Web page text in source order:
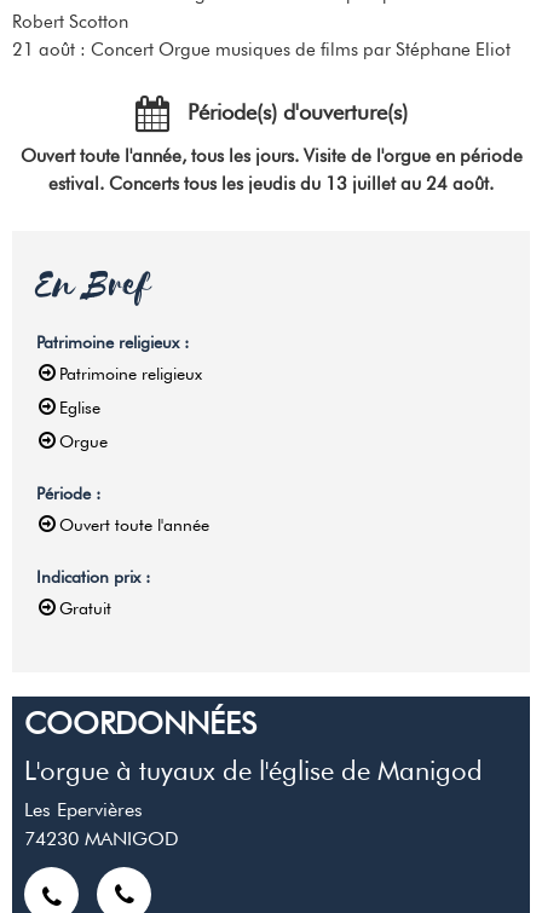
Robert Scotton
21 août : Concert Orgue musiques de films par Stéphane Eliot
Période(s) d'ouverture(s)
Ouvert toute l'année, tous les jours. Visite de l'orgue en période
estival. Concerts tous les jeudis du 13 juillet au 24 août.
En Bref
Patrimoine religieux :
Patrimoine religieux
Eglise
Orgue
Période :
Ouvert toute l'année
Indication prix :
Gratuit
COORDONNÉES
L'orgue à tuyaux de l'église de Manigod
Les Epervières
74230 MANIGOD